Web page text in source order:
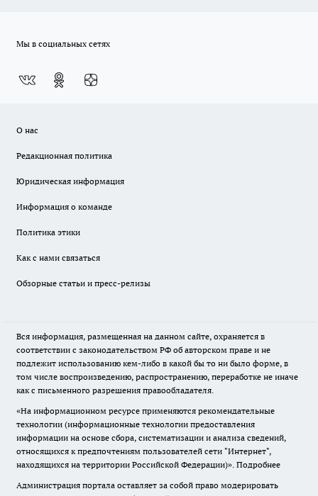
Мы в социальных сетях
О нас
Редакционная политика
Юридическая информация
Информация о команде
Политика этики
Как с нами связаться
Обзорные статьи и пресс-релизы
Вся информация, размещенная на данном сайте, охраняется в
соответствии с законодательством РФ об авторском праве и не
подлежит использованию кем-либо в какой бы то ни было форме, в
том числе воспроизведению, распространению, переработке не иначе
как с письменного разрешения правообладателя.
«На информационном ресурсе применяются рекомендательные
технологии (информационные технологии предоставления
информации на основе сбора, систематизации и анализа сведений,
относящихся к предпочтениям пользователей сети "Интернет",
находящихся на территории Российской Федерации)». Подробнее
Администрация портала оставляет за собой право модерировать